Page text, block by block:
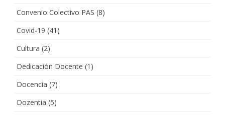
Convenio Colectivo PAS (8)
Covid-19 (41)
Cultura (2)
Dedicación Docente (1)
Docencia (7)
Dozentia (5)